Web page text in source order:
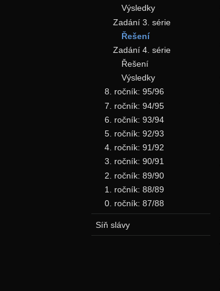
Výsledky
Zadání 3. série
Řešení
Zadání 4. série
Řešení
Výsledky
8. ročník: 95/96
7. ročník: 94/95
6. ročník: 93/94
5. ročník: 92/93
4. ročník: 91/92
3. ročník: 90/91
2. ročník: 89/90
1. ročník: 88/89
0. ročník: 87/88
Síň slávy